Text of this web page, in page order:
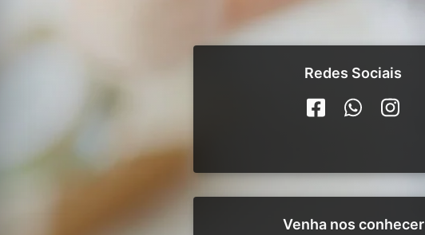
Redes Sociais
Venha nos conhecer